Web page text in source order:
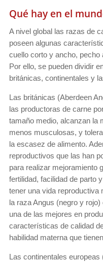
Qué hay en el
A nivel global las razas de
poseen algunas
cuello corto y ancho, pecho
Por ello, se pueden dividir
británicas, continentales y
Las británicas (Aberdeen
las productoras de carne
tamaño medio, alcanzan la
menos musculosas, y
la escasez de alimento.
reproductivos que las han
para realizar mejoramiento
fertilidad, facilidad de parto
tener una vida reproductiva
la raza Angus (negro y
una de las mejores en
características de calidad
habilidad materna que
Las continentales